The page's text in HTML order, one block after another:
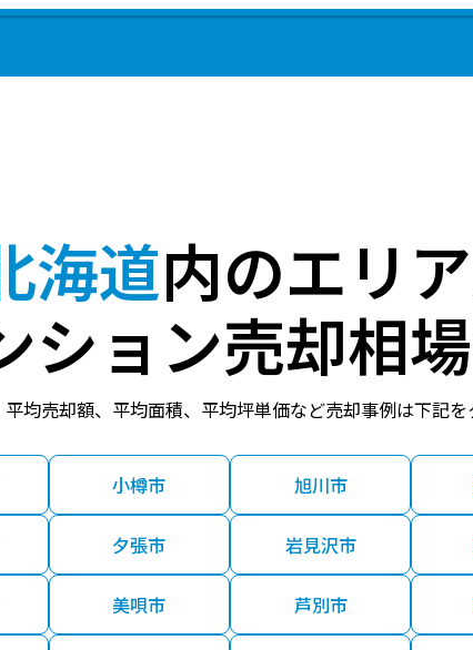
海道内のエリ
ション売却相
均売却額、平均面積、平均坪単価など売却事例は下記を
小樽市 旭川市
夕張市 岩見沢市
美唄市 芦別市